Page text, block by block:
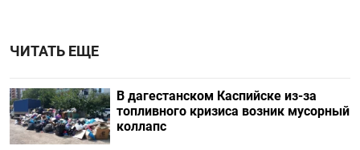
ЧИТАТЬ ЕЩЕ
В дагестанском Каспийске из-за
топливного кризиса возник мусорный
коллапс